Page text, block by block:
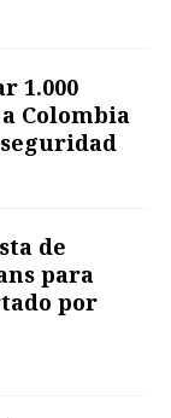
1.000
Colombia
de
para
por